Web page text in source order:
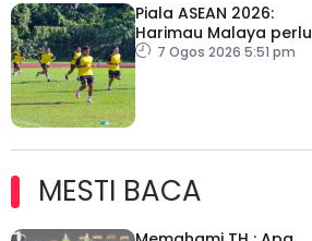
Piala ASEAN 2026:
Harimau Malaya perlu
lebih agresif
7 Ogos 2026 5:51 pm
MESTI BACA